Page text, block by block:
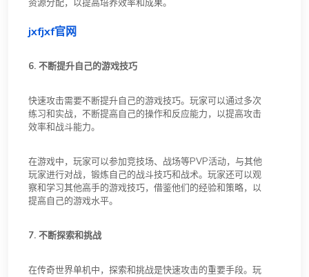
jxfjxf官网
6. 不断提升自己的游戏技巧
快速攻击需要不断提升自己的游戏技巧。玩家可以通过多次
练习和实战，不断提高自己的操作和反应能力，以提高攻击
效率和战斗能力。
在游戏中，玩家可以参加竞技场、战场等PVP活动，与其他
玩家进行对战，锻炼自己的战斗技巧和战术。玩家还可以观
察和学习其他高手的游戏技巧，借鉴他们的经验和策略，以
提高自己的游戏水平。
7. 不断探索和挑战
在传奇世界单机中，探索和挑战是快速攻击的重要手段。玩